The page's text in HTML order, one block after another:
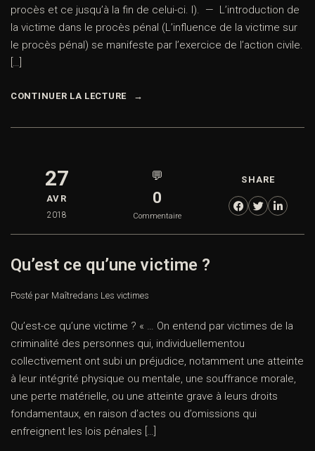
procès et ce jusqu’à la fin de celui-ci. I). — L’introduction de
la victime dans le procès pénal (L’influence de la victime sur
le procès pénal) se manifeste par l’exercice de l’action civile.
[…]
CONTINUER LA LECTURE
27
AVR
2018
💬
0
Commentaire
SHARE
Qu’est ce qu’une victime ?
Posté par Maîtredans Les victimes
Qu’est-ce qu’une victime ? « … On entend par victimes de la
criminalité des personnes qui, individuellementou
collectivement ont subi un préjudice, notamment une atteinte
à leur intégrité physique ou mentale, une souffrance morale,
une perte matérielle, ou une atteinte grave à leurs droits
fondamentaux, en raison d’actes ou d’omissions qui
enfreignent les lois pénales […]